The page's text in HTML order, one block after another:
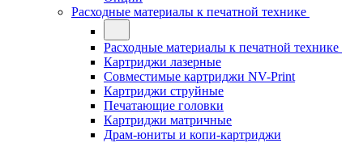
Расходные материалы к печатной технике
Расходные материалы к печатной технике
Картриджи лазерные
Совместимые картриджи NV-Print
Картриджи струйные
Печатающие головки
Картриджи матричные
Драм-юниты и копи-картриджи